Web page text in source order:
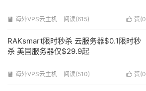
 赞(0
 海外VPS云主机 阅读(615)
RAKsmart限时秒杀 云服务器$0.1限时秒
杀 美国服务器仅$29.9起
 赞(0
 海外VPS云主机 阅读(510)